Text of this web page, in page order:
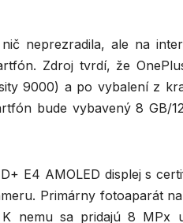
neprezradila, ale na
Zdroj tvrdí, že
9000) a po vybalení z
bude vybavený 8 GB/
E4 AMOLED displej s
Primárny fotoaparát
nemu sa pridajú 8 MPx